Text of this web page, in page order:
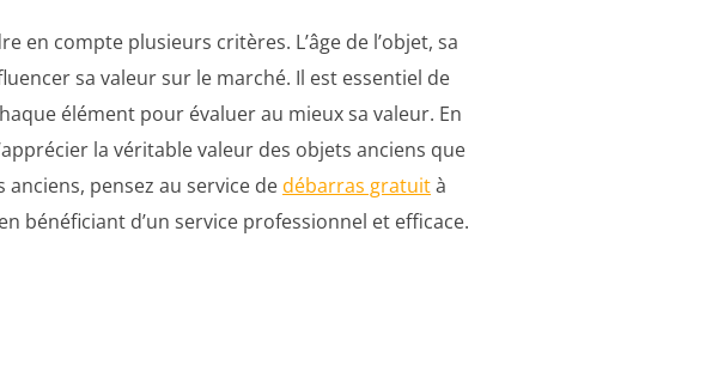
en compte plusieurs critères. L’âge de l’objet, sa
sa valeur sur le marché. Il est essentiel de
élément pour évaluer au mieux sa valeur. En
la véritable valeur des objets anciens que
pensez au service dedébarras gratuità
bénéficiant d’un service professionnel et efficace.